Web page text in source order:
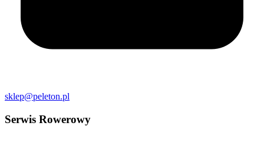
sklep@peleton.pl
Serwis Rowerowy